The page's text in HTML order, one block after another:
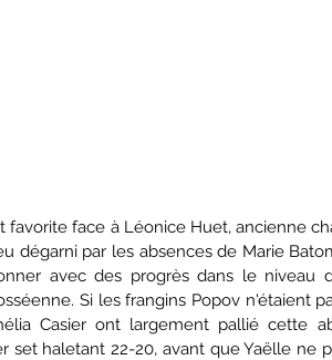
favorite face à Léonice Huet, ancienne
dégarni par les absences de Marie
avec des progrès dans le niveau
Si les frangins Popov n'étaient
Casier ont largement pallié cette
set haletant 22-20, avant que Yaëlle ne